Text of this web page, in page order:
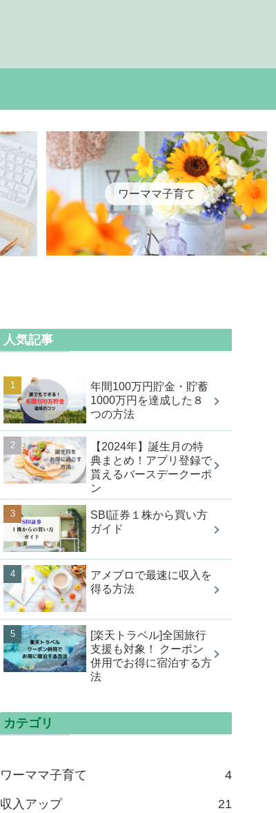
ワーママ子育て
人気記事
年間100万円貯金・貯蓄
1000万円を達成した８
つの方法
【2024年】誕生月の特
典まとめ！アプリ登録で
貰えるバースデークーポ
ン
SBI証券１株から買い方
ガイド
アメブロで最速に収入を
得る方法
[楽天トラベル]全国旅行
支援も対象！ クーポン
併用でお得に宿泊する方
法
カテゴリ
ワーママ子育て 4
収入アップ 21